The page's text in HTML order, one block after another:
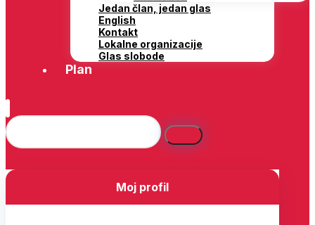
Jedan član, jedan glas
English
Kontakt
Lokalne organizacije
Glas slobode
Plan
Moj profil